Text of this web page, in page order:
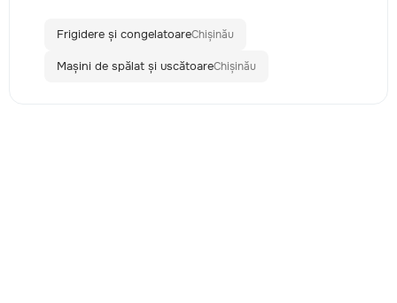
Frigidere și congelatoareChișinău
Mașini de spălat și uscătoareChișinău